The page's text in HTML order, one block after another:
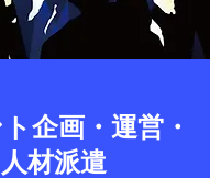
企画・運営・
材派遣